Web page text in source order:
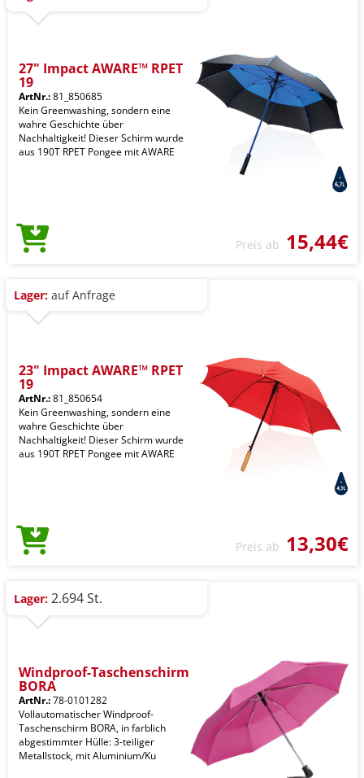
27" Impact AWARE™ RPET
19
ArtNr.:81_850685
Kein Greenwashing, sondern eine
wahre Geschichte über
Nachhaltigkeit! Dieser Schirm wurde
aus 190T RPET Pongee mit AWARE
Preis ab 15,44€
Lager: auf Anfrage
23" Impact AWARE™ RPET
19
ArtNr.:81_850654
Kein Greenwashing, sondern eine
wahre Geschichte über
Nachhaltigkeit! Dieser Schirm wurde
aus 190T RPET Pongee mit AWARE
Preis ab 13,30€
Lager: 2.694 St.
Windproof-Taschenschirm
BORA
ArtNr.:78-0101282
Vollautomatischer Windproof-
Taschenschirm BORA, in farblich
abgestimmter Hülle: 3-teiliger
Metallstock, mit Aluminium/Ku